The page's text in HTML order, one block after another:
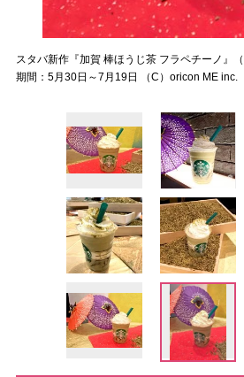
スタバ新作『加賀 棒ほうじ茶 フラペチーノ』
期間：5月30日～7月19日 （C）oricon ME inc.